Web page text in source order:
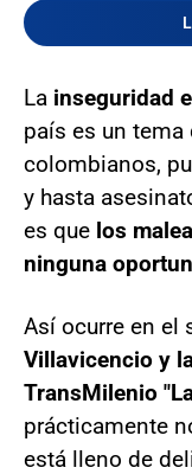
La inseguridad
país es un
colombianos,
y hasta
es que los
ninguna
Así ocurre en el
Villavicencio y
TransMilenio
prácticamente
está lleno de